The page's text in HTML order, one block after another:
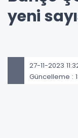
yeni
27-11-2023
Güncelleme :